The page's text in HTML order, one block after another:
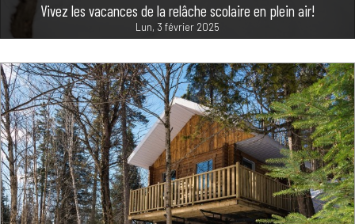
Vivez les vacances de la relâche scolaire en plein air!
Lun, 3 février 2025